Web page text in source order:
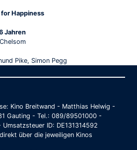
Happiness
Jahren
Pike, Simon Pegg
Kino Breitwand - Matthias Helwig -
Gauting - Tel.: 089/89501000 -
ID: DE131314592
über die jeweiligen Kinos